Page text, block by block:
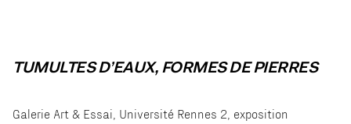
TUMULTES D’EAUX, FORMES DE PIERRES
Galerie Art & Essai, Université Rennes 2, exposition